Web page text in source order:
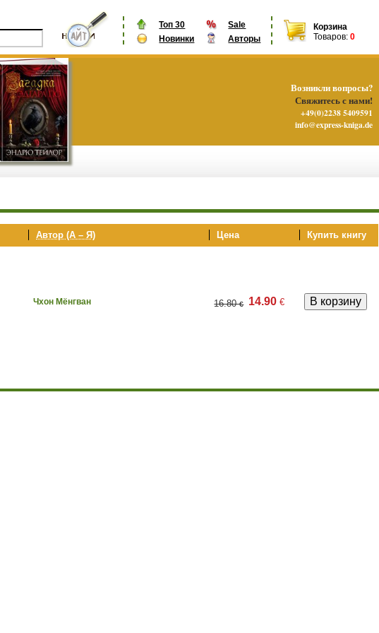
Топ 30
Sale
Новинки
Авторы
Корзина
Товаров: 0
Автор (А – Я) Цена Купить книгу
Чхон Мёнгван 16.80€ 14.90 €
Возникли вопросы?
Свяжитесь с нами!
+49(0)2238 5409591
info@express-kniga.de